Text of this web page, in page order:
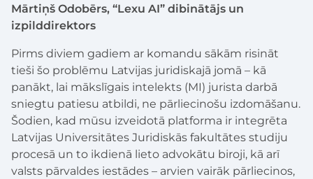
Mārtiņš Odobērs, “Lexu AI” dibinātājs un
izpilddirektors
Pirms diviem gadiem ar komandu sākām risināt
tieši šo problēmu Latvijas juridiskajā jomā – kā
panākt, lai mākslīgais intelekts (MI) jurista darbā
sniegtu patiesu atbildi, ne pārliecinošu izdomāšanu.
Šodien, kad mūsu izveidotā platforma ir integrēta
Latvijas Universitātes Juridiskās fakultātes studiju
procesā un to ikdienā lieto advokātu biroji, kā arī
valsts pārvaldes iestādes – arvien vairāk pārliecinos,